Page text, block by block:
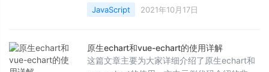
详细，具有一定的参考价值，感兴趣的小伙伴
们可以参考一下
JavaScript 2021年10月17日
原生echart和vue-echart的使用详解
这篇文章主要为大家详细介绍了原生echart和